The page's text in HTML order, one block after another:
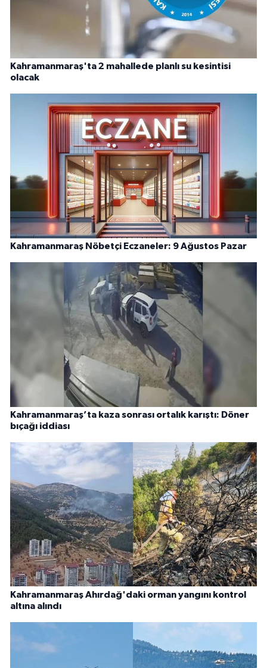
Kahramanmaraş'ta 2 mahallede planlı su kesintisi
olacak
Kahramanmaraş Nöbetçi Eczaneler: 9 Ağustos Pazar
Kahramanmaraş’ta kaza sonrası ortalık karıştı: Döner
bıçağı iddiası
Kahramanmaraş Ahırdağ'daki orman yangını kontrol
altına alındı